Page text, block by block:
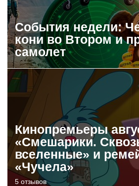
События недели:
кони во Втором и
самолет
Кинопремьеры
«Смешарики.
вселенные» и
«Чучела»
5 отзывов